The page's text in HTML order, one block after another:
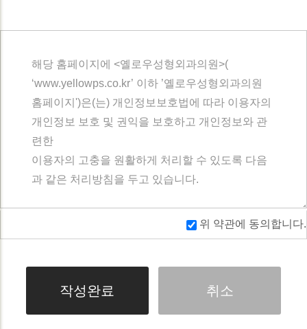
위 약관에 동의합니다.
취소